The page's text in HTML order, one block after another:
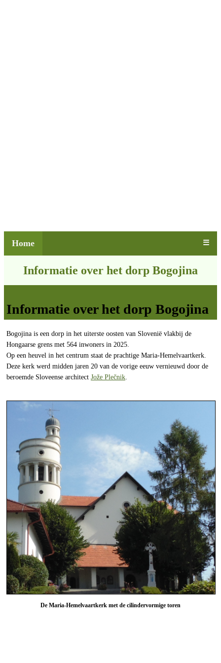
Home ☰
Informatie over het dorp Bogojina
Informatie over het dorp Bogojina
Bogojina is een dorp in het uiterste oosten van Slovenië vlakbij de
Hongaarse grens met 564 inwoners in 2025.
Op een heuvel in het centrum staat de prachtige Maria-Hemelvaartkerk.
Deze kerk werd midden jaren 20 van de vorige eeuw vernieuwd door de
beroemde Sloveense architect Jože Plečnik
De Maria-Hemelvaartkerk met de cilindervormige toren